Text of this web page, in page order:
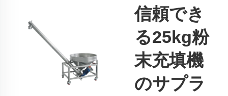
信頼でき
る25kg粉
末充填機
のサプラ